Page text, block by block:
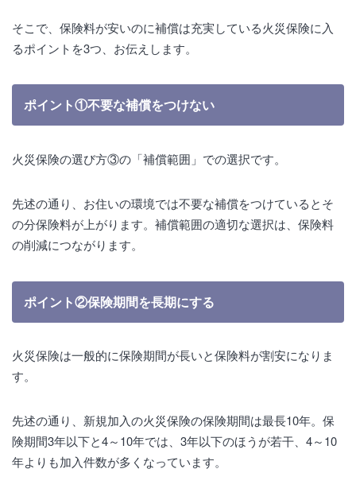
そこで、保険料が安いのに補償は充実している火災保険に入
るポイントを3つ、お伝えします。
ポイント①不要な補償をつけない
火災保険の選び方③の「補償範囲」での選択です。
先述の通り、お住いの環境では不要な補償をつけているとそ
の分保険料が上がります。補償範囲の適切な選択は、保険料
の削減につながります。
ポイント②保険期間を長期にする
火災保険は一般的に保険期間が長いと保険料が割安になりま
す。
先述の通り、新規加入の火災保険の保険期間は最長10年。保
険期間3年以下と4～10年では、3年以下のほうが若干、4～10
年よりも加入件数が多くなっています。